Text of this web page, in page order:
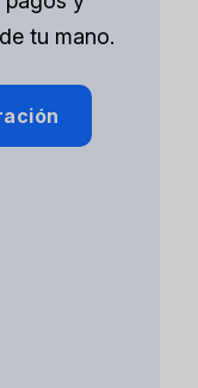
tu mano.